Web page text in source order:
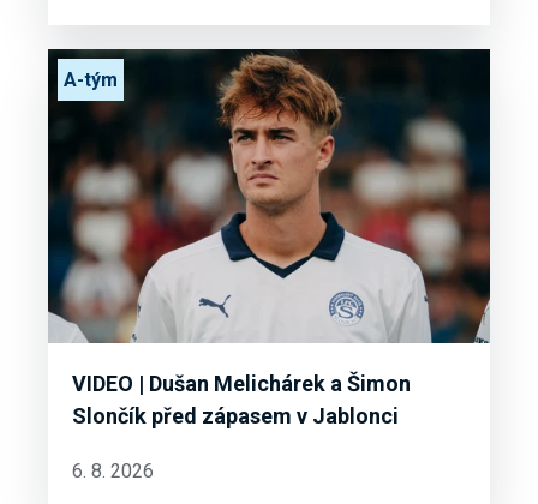
VIDEO | Dušan Melichárek a Šimon
Slončík před zápasem v Jablonci
A-tým
6. 8. 2026